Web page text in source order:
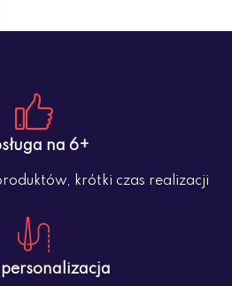
na 6+
krótki czas realizacji
personalizacja